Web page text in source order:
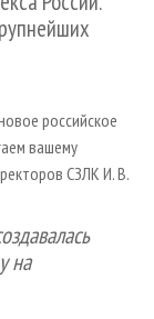
российское
вашему
СЗЛК И. В.
на